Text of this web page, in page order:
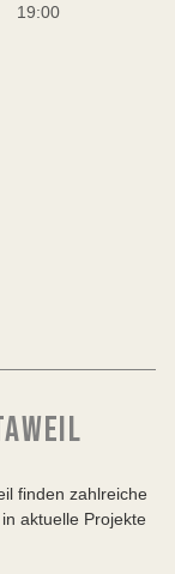
19:00
finden zahlreiche
aktuelle Projekte